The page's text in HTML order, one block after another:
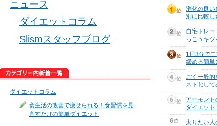
ニュース
ダイエットコラム
Slismスタッフブログ
ダイエットコラム
食生活の改善で痩せられる！食習慣を見
直すだけの簡単ダイエット
消化の良い
別に比較し
自宅トレ
っこうキツ
1日3分で
締める簡単
ごく一般
スト化して
アーモン
ダイエット
太りたい人